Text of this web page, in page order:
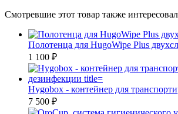
Смотревшие этот товар также
Полотенца для HugoWipe Plus
1 100 ₽
Hygobox - контейнер для
7 500 ₽